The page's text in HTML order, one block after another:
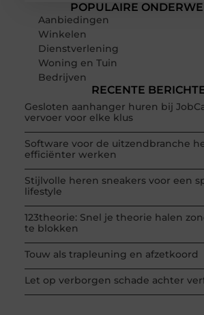
POPULAIRE
Aanbiedingen
Winkelen
Dienstverlening
Woning en Tuin
Bedrijven
RECENTE
Gesloten aanhanger huren bij
vervoer voor elke klus
Software voor de uitzendbranche
efficiënter werken
Stijlvolle heren sneakers voor een
lifestyle
123theorie: Snel je theorie halen
te blokken
Touw als trapleuning en afzetkoord
Let op verborgen schade achter